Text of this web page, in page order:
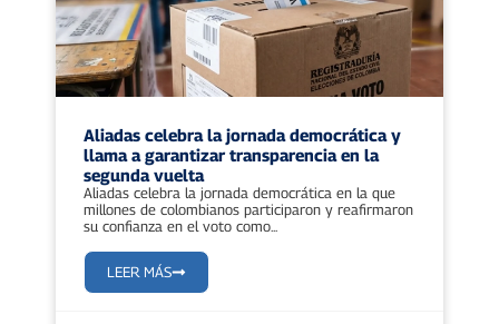
Aliadas celebra la jornada democrática y
llama a garantizar transparencia en la
segunda vuelta
Aliadas celebra la jornada democrática en la que
millones de colombianos participaron y reafirmaron
su confianza en el voto como...
LEER MÁS